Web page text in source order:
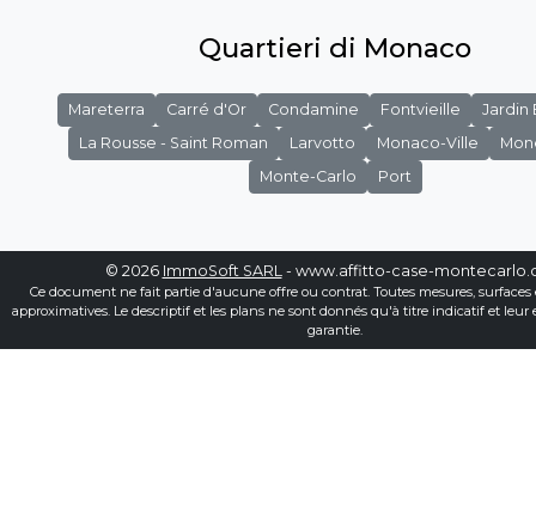
Quartieri di Monaco
Mareterra Carré d'Or Condamine Fontvieille
Jardin
La Rousse - Saint Roman
Larvotto Monaco-Ville
Monte-Carlo
Port
© 2026 ImmoSoft SARL- www.affitto-case-
Ce document ne fait partie d'aucune offre ou contrat. Toutes mesures, surfaces
approximatives. Le descriptif et les plans ne sont donnés qu'à titre indicatif et leur
garantie.